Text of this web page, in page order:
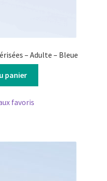
– Adulte – Bleue
panier
favoris